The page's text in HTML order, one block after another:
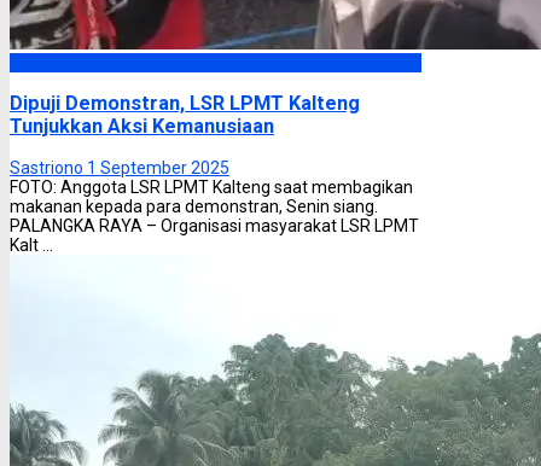
Dipuji Demonstran, LSR LPMT Kalteng
Tunjukkan Aksi Kemanusiaan
Sastriono 1 September 2025
FOTO: Anggota LSR LPMT Kalteng saat membagikan
makanan kepada para demonstran, Senin siang.
PALANGKA RAYA – Organisasi masyarakat LSR LPMT
Kalt ...